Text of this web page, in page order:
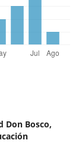
Don Bosco,